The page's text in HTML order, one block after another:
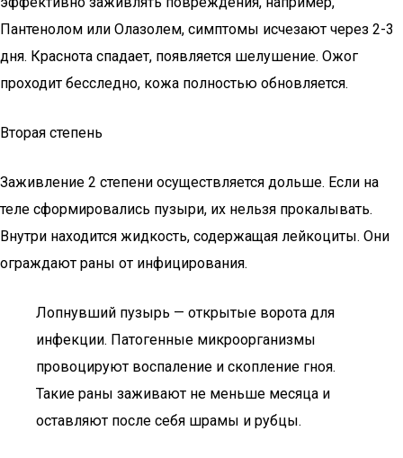
Пантенолом или Олазолем, симптомы исчезают через 2-3
дня. Краснота спадает, появляется шелушение. Ожог
проходит бесследно, кожа полностью обновляется.
Вторая степень
Заживление 2 степени осуществляется дольше. Если на
теле сформировались пузыри, их нельзя прокалывать.
Внутри находится жидкость, содержащая лейкоциты. Они
ограждают раны от инфицирования.
Лопнувший пузырь — открытые ворота для
инфекции. Патогенные микроорганизмы
провоцируют воспаление и скопление гноя.
Такие раны заживают не меньше месяца и
оставляют после себя шрамы и рубцы.